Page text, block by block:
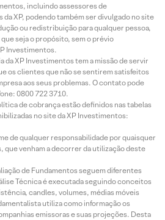
incluindo assessores de
XP, podendo também ser divulgado no site
ou redistribuição para qualquer pessoa,
seja o propósito, sem o prévio
Investimentos.
da XP Investimentos tem a missão de servir
os clientes que não se sentirem satisfeitos
aos seus problemas. O contato pode
0800 722 3710.
de cobrança estão definidos nas tabelas
no site da XP Investimentos:
de qualquer responsabilidade por quaisquer
venham a decorrer da utilização deste
de Fundamentos seguem diferentes
Técnica é executada seguindo conceitos
candles, volumes, médias móveis
utiliza como informação os
emissoras e suas projeções. Desta